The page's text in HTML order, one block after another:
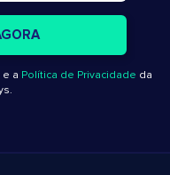
e a Política de Privacidade da